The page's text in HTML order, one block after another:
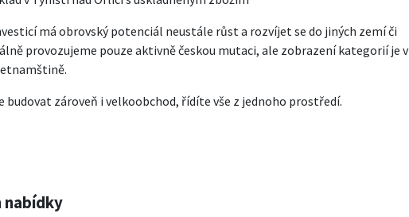
má obrovský potenciál neustále růst a rozvíjet se do jiných zemí či
provozujeme pouze aktivně českou mutaci, ale zobrazení kategorií je v
zároveň i velkoobchod, řídíte vše z jednoho prostředí.
nabídky